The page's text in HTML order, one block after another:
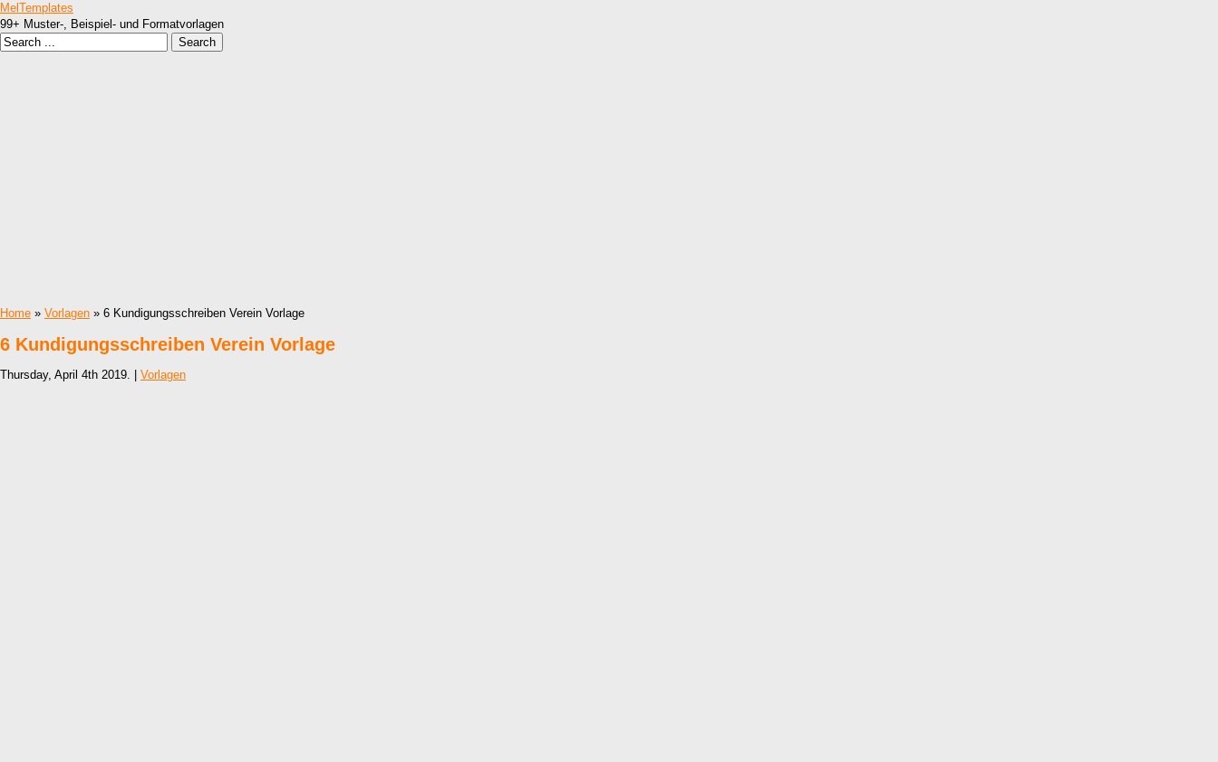
MelTemplates
99+ Muster-, Beispiel- und Formatvorlagen
Home » Vorlagen » 6 Kundigungsschreiben Verein Vorlage
6 Kundigungsschreiben Verein Vorlage
Thursday, April 4th 2019. | Vorlagen